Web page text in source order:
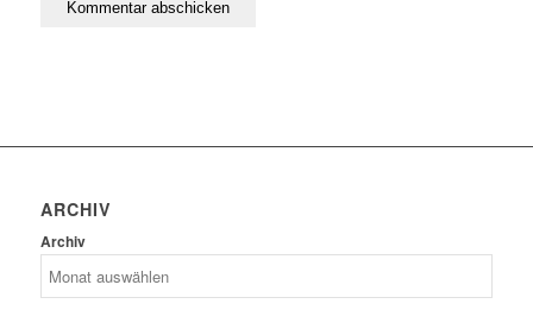
ARCHIV
Archiv